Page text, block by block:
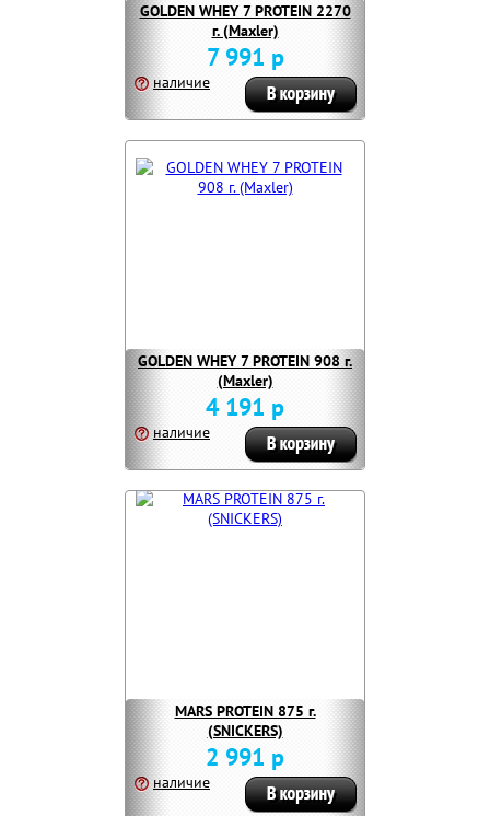
GOLDEN WHEY 7 PROTEIN 2270
г. (Maxler)
7 991 р
наличие
GOLDEN WHEY 7 PROTEIN 908 г.
(Maxler)
4 191 р
наличие
MARS PROTEIN 875 г.
(SNICKERS)
2 991 р
наличие